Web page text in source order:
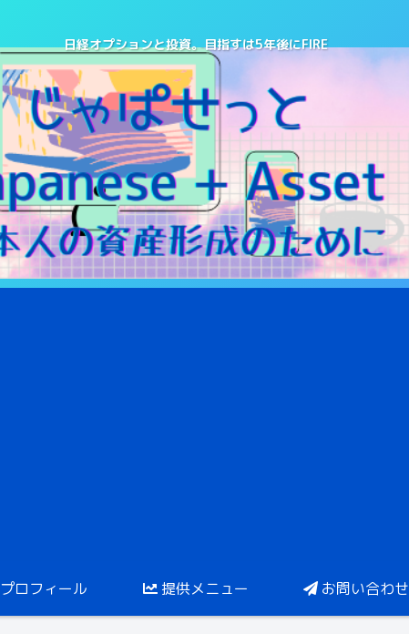
日経オプションと投資。目指すは5年後にFIRE
プロフィール 提供メニュー お問い合わせ